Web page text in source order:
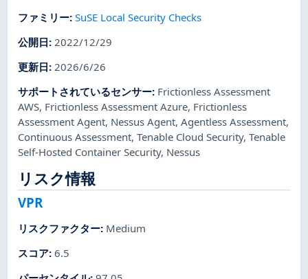
ファミリー:SuSE Local Security Checks
公開日: 2022/12/29
更新日:2026/6/26
サポートされているセンサー: Frictionless Assessment
AWS, Frictionless Assessment Azure, Frictionless
Assessment Agent, Nessus Agent,Agentless Assessment,
Continuous Assessment,Tenable Cloud Security,Tenable
Self-Hosted Container Security, Nessus
リスク情報
VPR
リスクファクター: Medium
スコア:6.5